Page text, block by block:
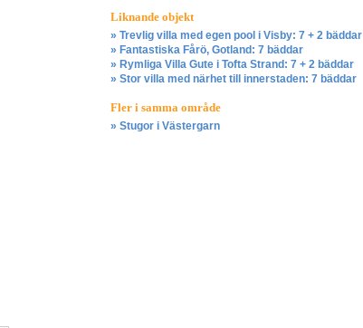
Liknande objekt
» Trevlig villa med egen pool i Visby: 7 + 2 bäddar
» Fantastiska Fårö, Gotland: 7 bäddar
» Rymliga Villa Gute i Tofta Strand: 7 + 2 bäddar
» Stor villa med närhet till innerstaden: 7 bäddar
Fler i samma område
» Stugor i Västergarn